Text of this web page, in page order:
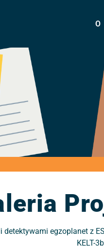
O
detektywami egzoplanet z
KELT-